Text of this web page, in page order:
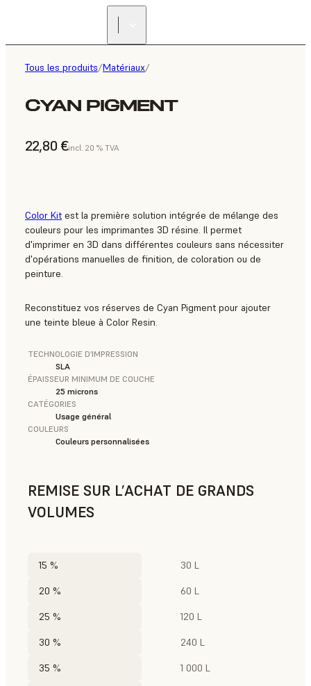
Tous les produits/Matériaux/
CYAN PIGMENT
22,80 €incl. 20 % TVA
Color Kit est la première solution intégrée de mélange des
couleurs pour les imprimantes 3D résine. Il permet
d'imprimer en 3D dans différentes couleurs sans nécessiter
d'opérations manuelles de finition, de coloration ou de
peinture.
Reconstituez vos réserves de Cyan Pigment pour ajouter
une teinte bleue à Color Resin.
TECHNOLOGIE D’IMPRESSION
SLA
ÉPAISSEUR MINIMUM DE COUCHE
25 microns
CATÉGORIES
Usage général
COULEURS
Couleurs personnalisées
REMISE SUR L’ACHAT DE GRANDS
VOLUMES
15 % 30 L
20 % 60 L
25 % 120 L
30 % 240 L
35 % 1 000 L